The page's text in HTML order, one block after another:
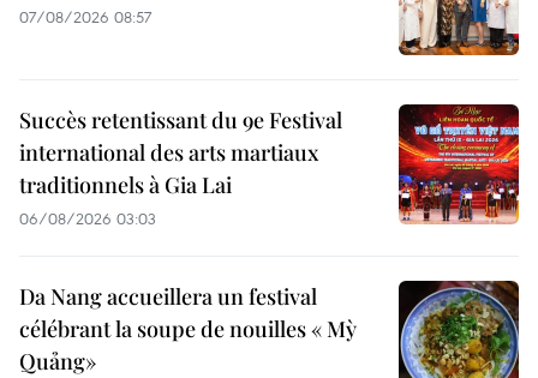
07/08/2026 08:57
Succès retentissant du 9e Festival
international des arts martiaux
traditionnels à Gia Lai
06/08/2026 03:03
Da Nang accueillera un festival
célébrant la soupe de nouilles « Mỳ
Quảng»